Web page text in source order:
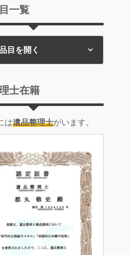
一覧
目を開く
士在籍
は遺品整理士がいます。